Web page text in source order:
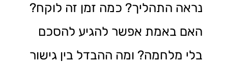
נראה התהליך? כמה זמן זה לוקח?
האם באמת אפשר להגיע להסכם
בלי מלחמה? ומה ההבדל בין גישור